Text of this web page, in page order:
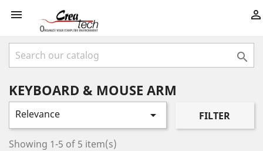
 

KEYBOARD & MOUSE ARM
Relevance  FILTER
Showing 1-5 of 5 item(s)